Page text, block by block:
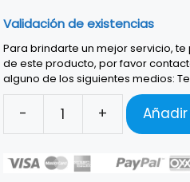
Validación de existencias
Para brindarte un mejor servicio,
de este producto, por favor
alguno de los siguientes medios:
-
2
+